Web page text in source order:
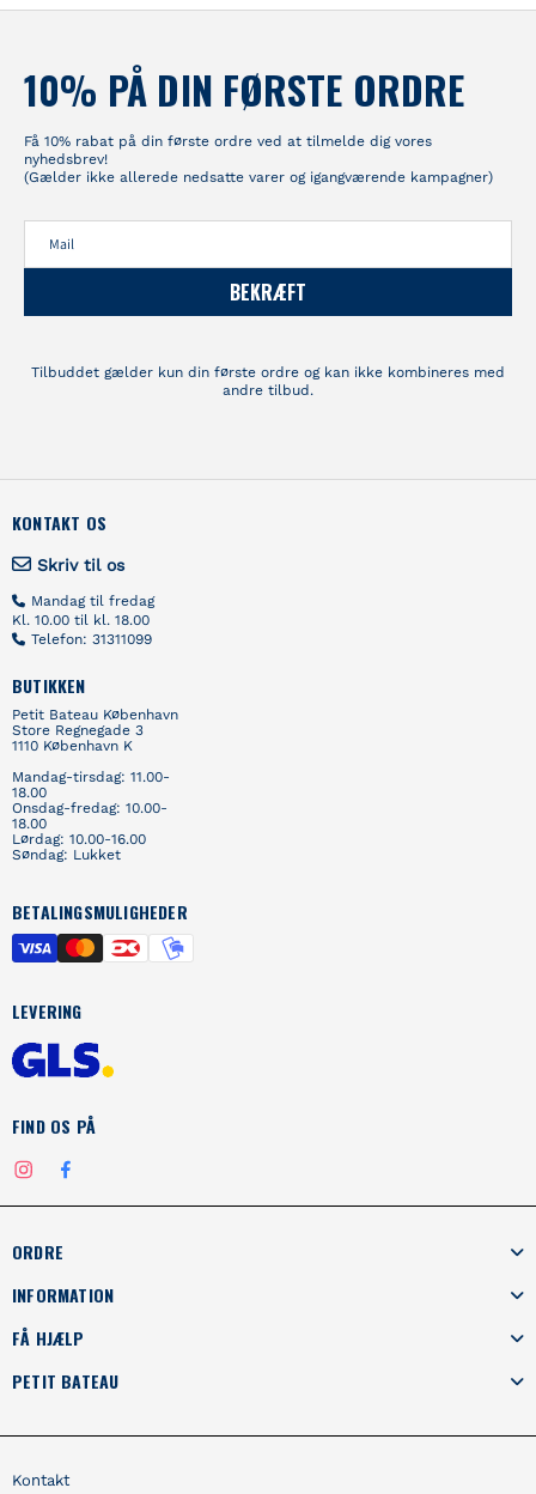
10% PÅ DIN FØRSTE ORDRE
Få 10% rabat på din første ordre ved at tilmelde dig vores
nyhedsbrev!
(Gælder ikke allerede nedsatte varer og igangværende kampagner)
BEKRÆFT
Tilbuddet gælder kun din første ordre og kan ikke kombineres med
andre tilbud.
ORDRE
INFORMATION
FÅ HJÆLP
PETIT BATEAU
KONTAKT OS
Skriv til os
Mandag til fredag
Kl. 10.00 til kl. 18.00
Telefon: 31311099
BUTIKKEN
Petit Bateau København
Store Regnegade 3
1110 København K
Mandag-tirsdag: 11.00-
18.00
Onsdag-fredag: 10.00-
18.00
Lørdag: 10.00-16.00
Søndag: Lukket
BETALINGSMULIGHEDER
LEVERING
FIND OS PÅ
InstagramFacebook
Kontakt